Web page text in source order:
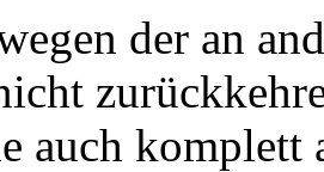
der an
auch komplett